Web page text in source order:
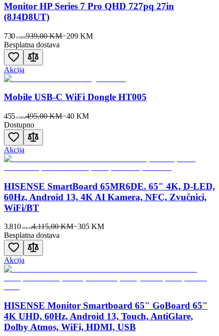
Monitor HP Series 7 Pro QHD 727pq 27in
(8J4D8UT)
730 00KM939,00 KM−209 KM
Besplatna dostava
Akcija
Mobile USB-C WiFi Dongle HT005
455 00KM495,00 KM−40 KM
Dostupno
Akcija
HISENSE SmartBoard 65MR6DE. 65" 4K, D-LED,
60Hz, Android 13, 4K AI Kamera, NFC, Zvučnici,
WiFi/BT
3.810 00KM4.115,00 KM−305KM
Besplatna dostava
Akcija
HISENSE Monitor Smartboard 65" GoBoard 65"
4K UHD, 60Hz, Android 13, Touch, AntiGlare,
Dolby Atmos, WiFi, HDMI, USB